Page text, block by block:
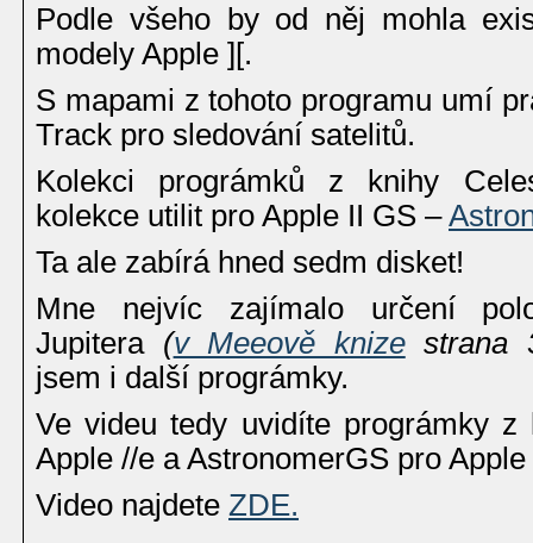
Podle všeho by od něj mohla
modely Apple ][.
S mapami z tohoto programu umí
Track pro sledování satelitů.
Kolekci prográmků z knihy
kolekce utilit pro Apple II GS –
Ta ale zabírá hned sedm disket!
Mne nejvíc zajímalo určení
Jupitera (v Meeově knizestrana
jsem i další prográmky.
Ve videu tedy uvidíte prográmky
Apple //e a AstronomerGS pro
Video najdete ZDE.